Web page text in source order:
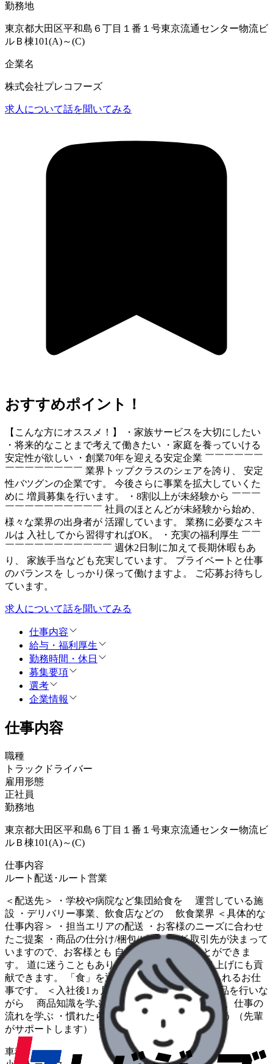
勤務地
東京都大田区平和島６丁目１番１号東京流通センター物流ビ
ルＢ棟101(A)～(C)
企業名
株式会社プレコフーズ
求人について話を聞いてみる
おすすめポイント！
【こんな方にオススメ！】 ・家族サービスを大切にしたい
・将来的なことまで考えて働きたい ・家庭を養っていける
安定性が欲しい ・創業70年を迎える安定企業 ￣￣￣￣￣￣
￣￣￣￣￣￣￣￣ 業界トップクラスのシェアを誇り、 安定
性バツグンの企業です。 今後さらに事業を拡大していくた
めに 増員募集を行います。 ・8割以上が未経験から ￣￣￣
￣￣￣￣￣￣￣￣￣￣ 社員のほとんどが未経験から始め、
様々な業界の出身者が 活躍しています。 業務に必要なスキ
ルは 入社してから習得すればOK。 ・充実の福利厚生 ￣￣
￣￣￣￣￣￣￣￣￣￣￣ 週休2日制に加えて長期休暇もあ
り、 家族手当なども充実しています。 プライベートと仕事
のバランスを しっかり保って働けますよ。 ご応募お待ちし
ています。
求人について話を聞いてみる
仕事内容
給与・福利厚生
勤務時間・休日
募集要項
選考
企業情報
仕事内容
職種
トラックドライバー
雇用形態
正社員
勤務地
東京都大田区平和島６丁目１番１号東京流通センター物流ビ
ルＢ棟101(A)～(C)
仕事内容
ルート配送･ルート営業
＜配送先＞ ・学校や病院など集団給食を 運営している施
設 ・デリバリー事業、飲食店などの 飲食業界 ＜具体的な
仕事内容＞ ・担当エリアの配送 ・お客様のニーズに合わせ
たご提案 ・商品の仕分け/梱包/ピッキング 取引先が決まって
いますので、お客様とも 自然と打ち解けることができま
す。 道に迷うこともありません。 お客様の売り上げにも貢
献できます。 「食」を通じて、やりがいを感じられるお仕
事です。 ＜入社後1ヵ月間の流れ＞ ・仕分け、検品を行いな
がら 商品知識を学ぶ ・配送を行う先輩に同行し、仕事の
流れを学ぶ ・慣れたら今度は自分で配送作業を行う （先輩
がサポートします） ・独り立ち
車種